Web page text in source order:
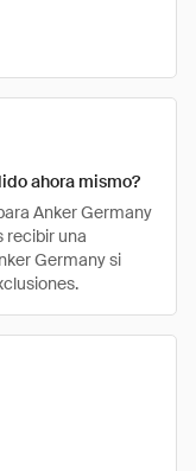
ahora mismo?
Anker Germany
recibir una
Germany si